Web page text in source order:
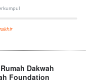
Dakwah
Foundation